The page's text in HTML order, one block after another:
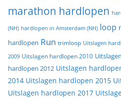
marathon hardlopen
(NH) hardlopen in Amsterdam (NH) loop
hardlopen Run trimloop Uitslagen
2009 Uitslagen hardlopen 2010
hardlopen 2012 Uitslagen
2014 Uitslagen hardlopen 2015
Uitslagen hardlopen 2017